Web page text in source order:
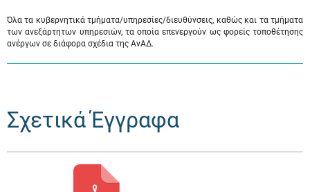
Όλα τα κυβερνητικά τμήματα/υπηρεσίες/διευθύνσεις, καθώς και τα τμήματα
των ανεξάρτητων υπηρεσιών, τα οποία επενεργούν ως φορείς τοποθέτησης
ανέργων σε διάφορα σχέδια της ΑνΑΔ.
Σχετικά Έγγραφα